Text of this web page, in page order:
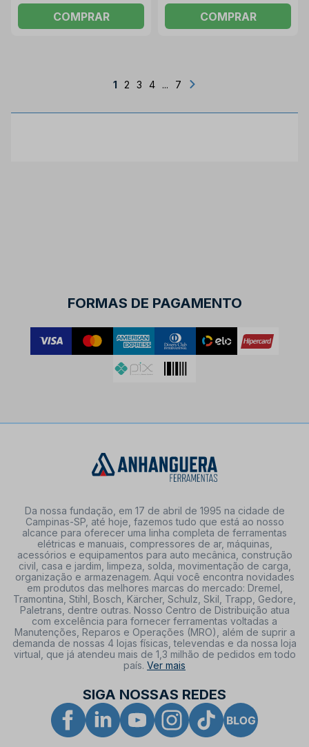
COMPRAR COMPRAR
1 2 3 4 ... 7
FORMAS DE PAGAMENTO
Da nossa fundação, em 17 de abril de 1995 na cidade de
Campinas-SP, até hoje, fazemos tudo que está ao nosso
alcance para oferecer uma linha completa de ferramentas
elétricas e manuais, compressores de ar, máquinas,
acessórios e equipamentos para auto mecânica, construção
civil, casa e jardim, limpeza, solda, movimentação de carga,
organização e armazenagem. Aqui você encontra novidades
em produtos das melhores marcas do mercado: Dremel,
Tramontina, Stihl, Bosch, Kärcher, Schulz, Skil, Trapp, Gedore,
Paletrans, dentre outras. Nosso Centro de Distribuição atua
com excelência para fornecer ferramentas voltadas a
Manutenções, Reparos e Operações (MRO), além de suprir a
demanda de nossas 4 lojas físicas, televendas e da nossa loja
virtual, que já atendeu mais de 1,3 milhão de pedidos em todo
país. Ver mais
SIGA NOSSAS REDES